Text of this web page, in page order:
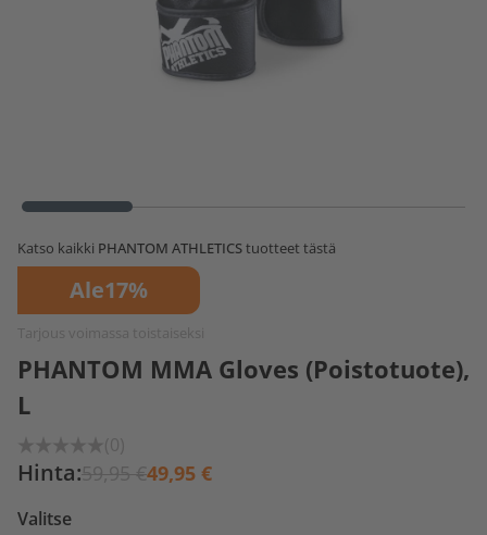
Katso kaikki PHANTOM ATHLETICStuotteet tästä
Ale17%
Tarjous voimassa toistaiseksi
PHANTOM MMA Gloves (Poistotuote),
L
(0)
Hinta:59,95 €49,95 €
Valitse